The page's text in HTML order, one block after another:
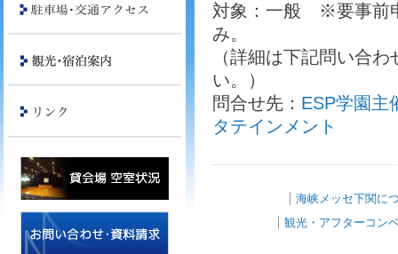
対象：一般 ※要事前
（詳細は下記問い合
問合せ先： ESP学園主
タテインメント
海峡メッセ下関に
観光・アフターコン